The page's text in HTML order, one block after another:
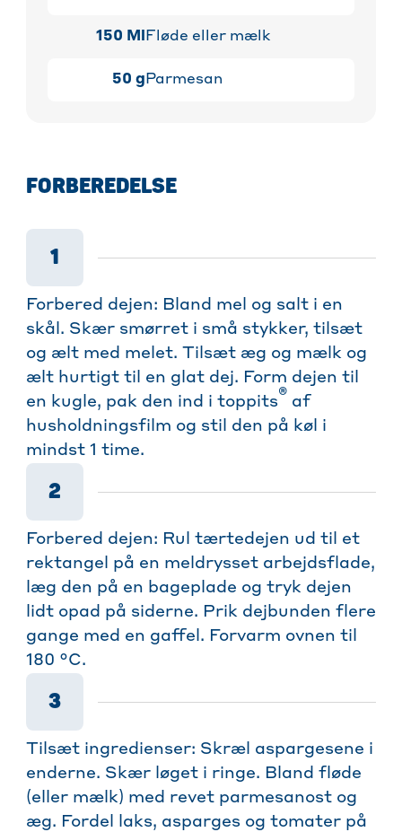
150 MlFløde eller mælk
50 gParmesan
FORBEREDELSE
1
Forbered dejen: Bland mel og salt i en
skål. Skær smørret i små stykker, tilsæt
og ælt med melet. Tilsæt æg og mælk og
ælt hurtigt til en glat dej. Form dejen til
en kugle, pak den ind i toppits® af
husholdningsfilm og stil den på køl i
mindst 1 time.
2
Forbered dejen: Rul tærtedejen ud til et
rektangel på en meldrysset arbejdsflade,
læg den på en bageplade og tryk dejen
lidt opad på siderne. Prik dejbunden flere
gange med en gaffel. Forvarm ovnen til
180 °C.
3
Tilsæt ingredienser: Skræl aspargesene i
enderne. Skær løget i ringe. Bland fløde
(eller mælk) med revet parmesanost og
æg. Fordel laks, asparges og tomater på